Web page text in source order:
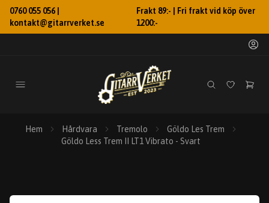
0760 055 056 |
kontakt@gitarrverket.se
Frakt 89:- | Fri frakt vid köp över
1200:-
Hem Hårdvara Tremolo
Göldo Les Trem
Göldo Less Trem II LT1 Vibrato - Svart